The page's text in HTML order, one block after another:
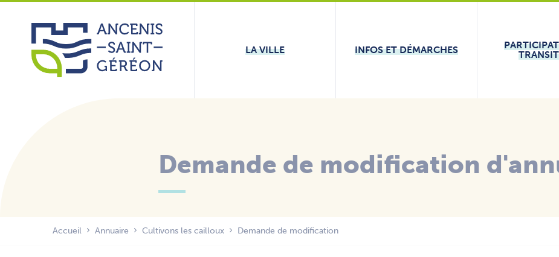
Aller
contenu
LA VILLE
INFOS ET DÉMARCHES
Demande de modification
Accueil Annuaire Cultivons les cailloux Demande de modification
Panneau de gestion des cookies